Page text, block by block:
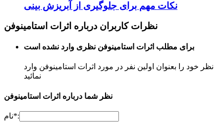
نکات مهم برای جلوگیری از آبریزش بینی
نظرات کاربران درباره اثرات استامینوفن
برای مطلب اثرات استامینوفن نظری وارد نشده است
نظر خود را بعنوان اولین نفر در مورد اثرات استامینوفن وارد
نمائید
نظر شما درباره اثرات استامینوفن
نام*: